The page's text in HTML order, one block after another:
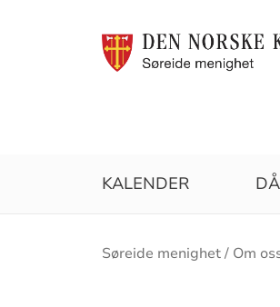
KALENDER
Søreide menighet Om